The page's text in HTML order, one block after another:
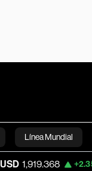
Línea Mundial
Bloomberg
+2.35% Visa